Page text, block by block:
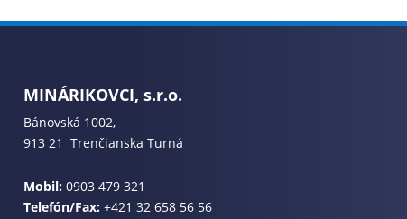
MINÁRIKOVCI, s.r.o.
Bánovská 1002,
913 21 Trenčianska Turná
Mobil: 0903 479 321
Telefón/Fax: +421 32 658 56 56